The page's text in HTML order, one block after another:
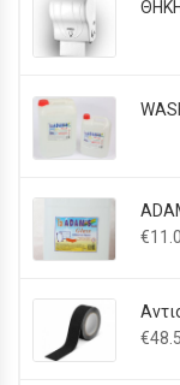
€
€